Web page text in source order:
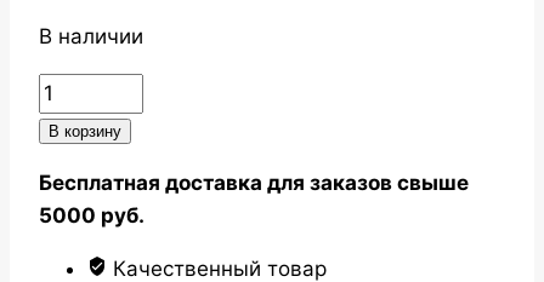
В наличии
Количество
товара
для
садового
инвентаря
В корзину
Бесплатная доставка для заказов свыше
5000 руб.
Качественный товар